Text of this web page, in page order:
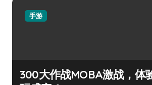
手游
300大作战MOBA激战，体